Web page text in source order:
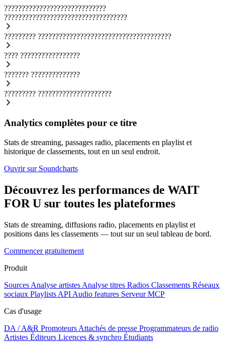
?????????????????????????????
???????????????????????????????????
????????? ??????????????????????????????????????
???? ?????????????????
??????? ??????????????
????????? ?????????????????????
Analytics complètes pour ce titre
Stats de streaming, passages radio, placements en playlist et
historique de classements, tout en un seul endroit.
Ouvrir sur Soundcharts
Découvrez les performances de WAIT
FOR U sur toutes les plateformes
Stats de streaming, diffusions radio, placements en playlist et
positions dans les classements — tout sur un seul tableau de bord.
Commencer gratuitement
Produit
Sources Analyse artistes Analyse titres Radios Classements Réseaux
sociaux Playlists API Audio features Serveur MCP
Cas d'usage
DA / A&R Promoteurs Attachés de presse Programmateurs de radio
Artistes Éditeurs Licences & synchro Étudiants